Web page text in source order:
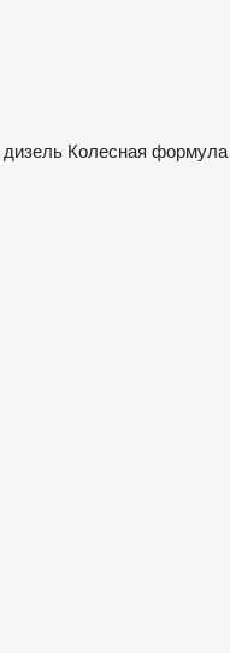
дизель Колесная формула